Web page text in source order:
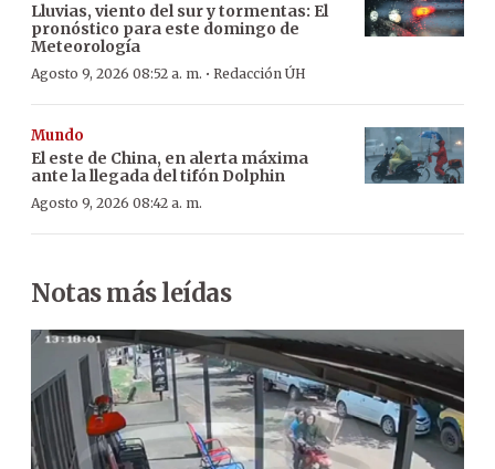
Lluvias, viento del sur y tormentas: El
pronóstico para este domingo de
Meteorología
Agosto 9, 2026 08:52 a. m. · Redacción ÚH
Mundo
El este de China, en alerta máxima
ante la llegada del tifón Dolphin
Agosto 9, 2026 08:42 a. m.
Notas más leídas